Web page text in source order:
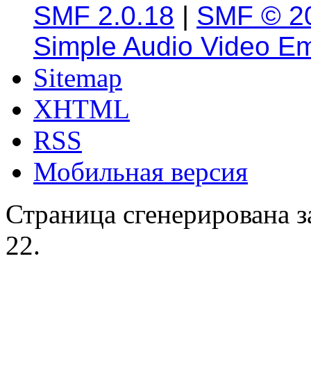
SMF 2.0.18 | SMF ©
Simple Audio Video
Sitemap
XHTML
RSS
Мобильная версия
Страница сгенерирована
22.